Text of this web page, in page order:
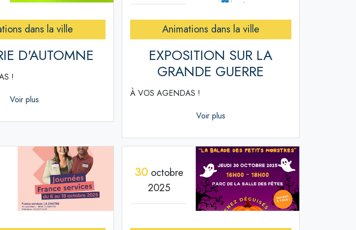
dans la ville
D'AUTOMNE
!
Voir plus
Animations dans la ville
EXPOSITION SUR LA
GRANDE GUERRE
À VOS AGENDAS !
Voir plus
30 octobre
2025